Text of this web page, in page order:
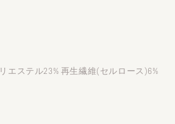
エステル23% 再生繊維(セルロース)6%